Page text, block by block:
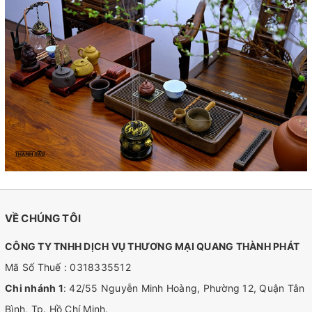
VỀ CHÚNG TÔI
CÔNG TY TNHH DỊCH VỤ THƯƠNG MẠI QUANG THÀNH PHÁT
Mã Số Thuế : 0318335512
Chi nhánh 1: 42/55 Nguyễn Minh Hoàng, Phường 12, Quận Tân
Bình, Tp. Hồ Chí Minh.